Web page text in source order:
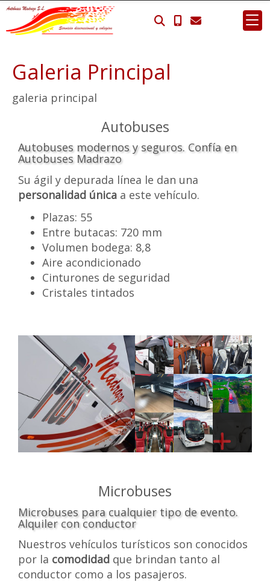
Galeria Principal
galeria principal
Autobuses
Autobuses modernos y seguros. Confía en
Autobuses Madrazo
Su ágil y depurada línea le dan una
personalidad única a este vehículo.
Plazas: 55
Entre butacas: 720 mm
Volumen bodega: 8,8
Aire acondicionado
Cinturones de seguridad
Cristales tintados
Microbuses
Microbuses para cualquier tipo de evento.
Alquiler con conductor
Nuestros vehículos turísticos son conocidos
por la comodidad que brindan tanto al
conductor como a los pasajeros.